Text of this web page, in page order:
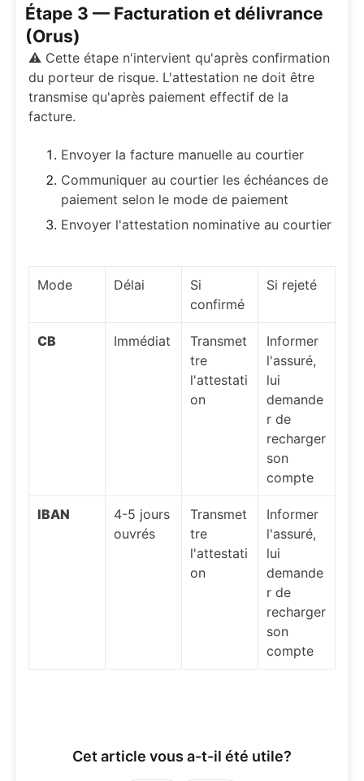
Étape 3 — Facturation et délivrance
(Orus)
⚠️ Cette étape n'intervient qu'après confirmation
du porteur de risque. L'attestation ne doit être
transmise qu'après paiement effectif de la
facture.
Envoyer la facture manuelle au courtier
Communiquer au courtier les échéances de
paiement selon le mode de paiement
Envoyer l'attestation nominative au courtier
Mode Délai
Si
confirmé
Si rejeté
CB Immédiat
Transmet
tre
l'attestati
on
Informer
l'assuré,
lui
demande
r de
recharger
son
compte
IBAN
4-5 jours
ouvrés
Transmet
tre
l'attestati
on
Informer
l'assuré,
lui
demande
r de
recharger
son
compte
Cet article vous a-t-il été utile?